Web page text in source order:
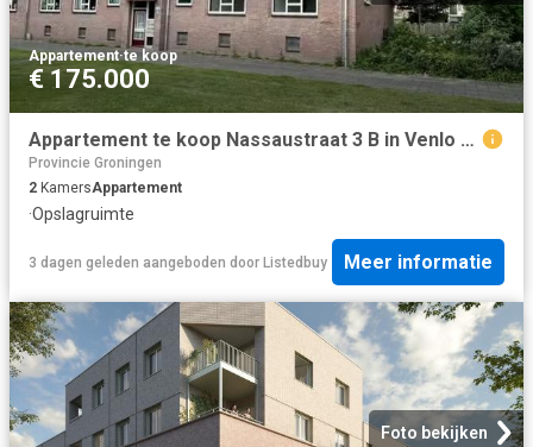
Appartement·te koop
€ 175.000
Appartement te koop Nassaustraat 3 B in Venlo voor € 175.000
Provincie Groningen
2 KamersAppartement
·Opslagruimte
3 dagen geleden aangeboden door Listedbuy Meer informatie
Foto bekijken